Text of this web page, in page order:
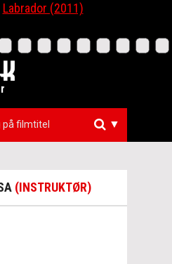
(2011)
▼
(INSTRUKTØR)